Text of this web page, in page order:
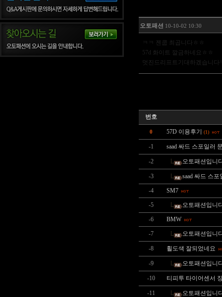
오토패션 10-10-02 10:30
ㅋㅋ 젠쿱 최곱니다ㅎㅎ
57d 화이트 깔금하네요ㅎㅎ
멋진드리프트기대하겠습니다
번호
0 57D 이용후기 (1)
-1 saad 싸드 스포일러
-2 오토패션입니
-3 saad 싸드 스
-4 SM7
-5 오토패션입니
-6 BMW
-7 오토패션입니
-8 휠도색 잘되었네요
-9 오토패션입니
-10 티피투 타이어센서
-11 오토패션입니